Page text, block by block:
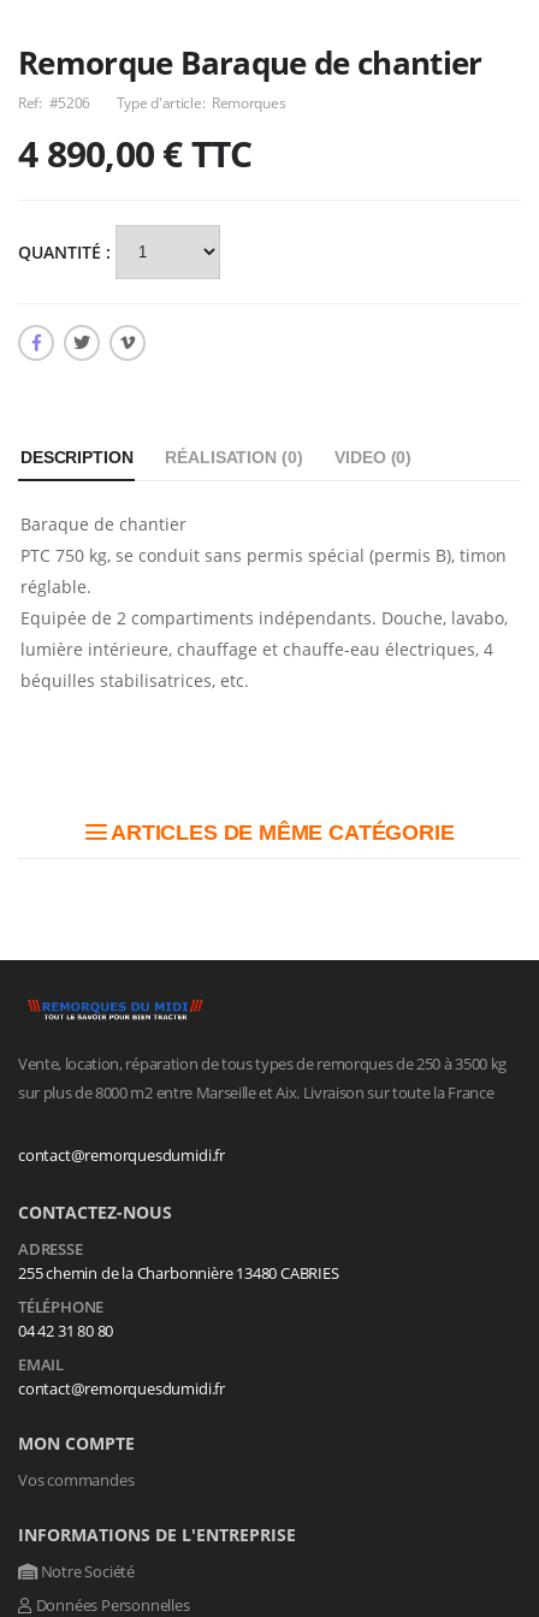
Remorque Baraque de chantier
Ref: #5206 Type d'article: Remorques
4 890,00 €TTC
QUANTITÉ :
DESCRIPTION RÉALISATION (0) VIDEO (0)
Baraque de chantier
PTC 750 kg, se conduit sans permis spécial (permis B), timon
réglable.
Equipée de 2 compartiments indépendants. Douche, lavabo,
lumière intérieure, chauffage et chauffe-eau électriques, 4
béquilles stabilisatrices, etc.
ARTICLES DE MÊME CATÉGORIE
Vente, location, réparation de tous types de remorques de 250 à 3500 kg
sur plus de 8000 m2 entre Marseille et Aix. Livraison sur toute la France
contact@remorquesdumidi.fr
CONTACTEZ-NOUS
ADRESSE
255 chemin de la Charbonnière 13480 CABRIES
TÉLÉPHONE
04 42 31 80 80
EMAIL
contact@remorquesdumidi.fr
MON COMPTE
Vos commandes
INFORMATIONS DE L'ENTREPRISE
Notre Société
Données Personnelles